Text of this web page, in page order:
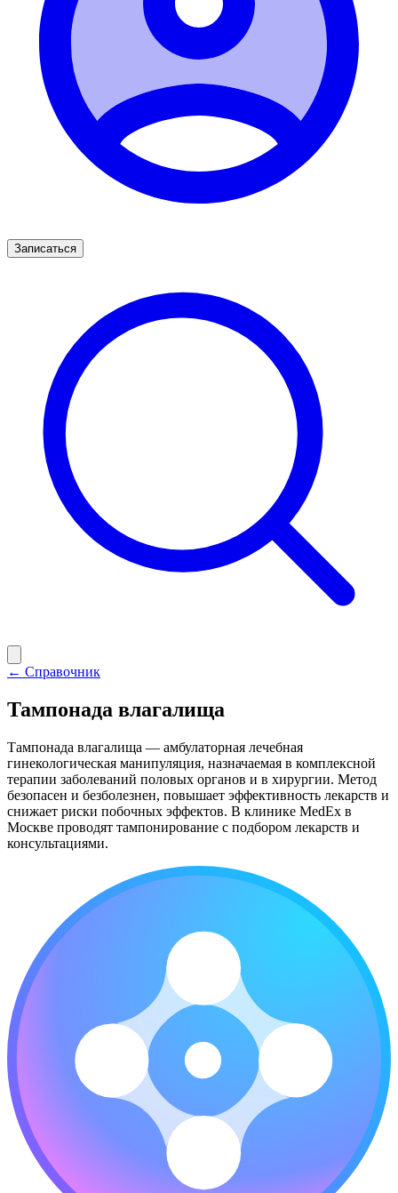
Записаться
← Справочник
Тампонада влагалища
Тампонада влагалища — амбулаторная лечебная
гинекологическая манипуляция, назначаемая в комплексной
терапии заболеваний половых органов и в хирургии. Метод
безопасен и безболезнен, повышает эффективность лекарств и
снижает риски побочных эффектов. В клинике MedEx в
Москве проводят тампонирование с подбором лекарств и
консультациями.